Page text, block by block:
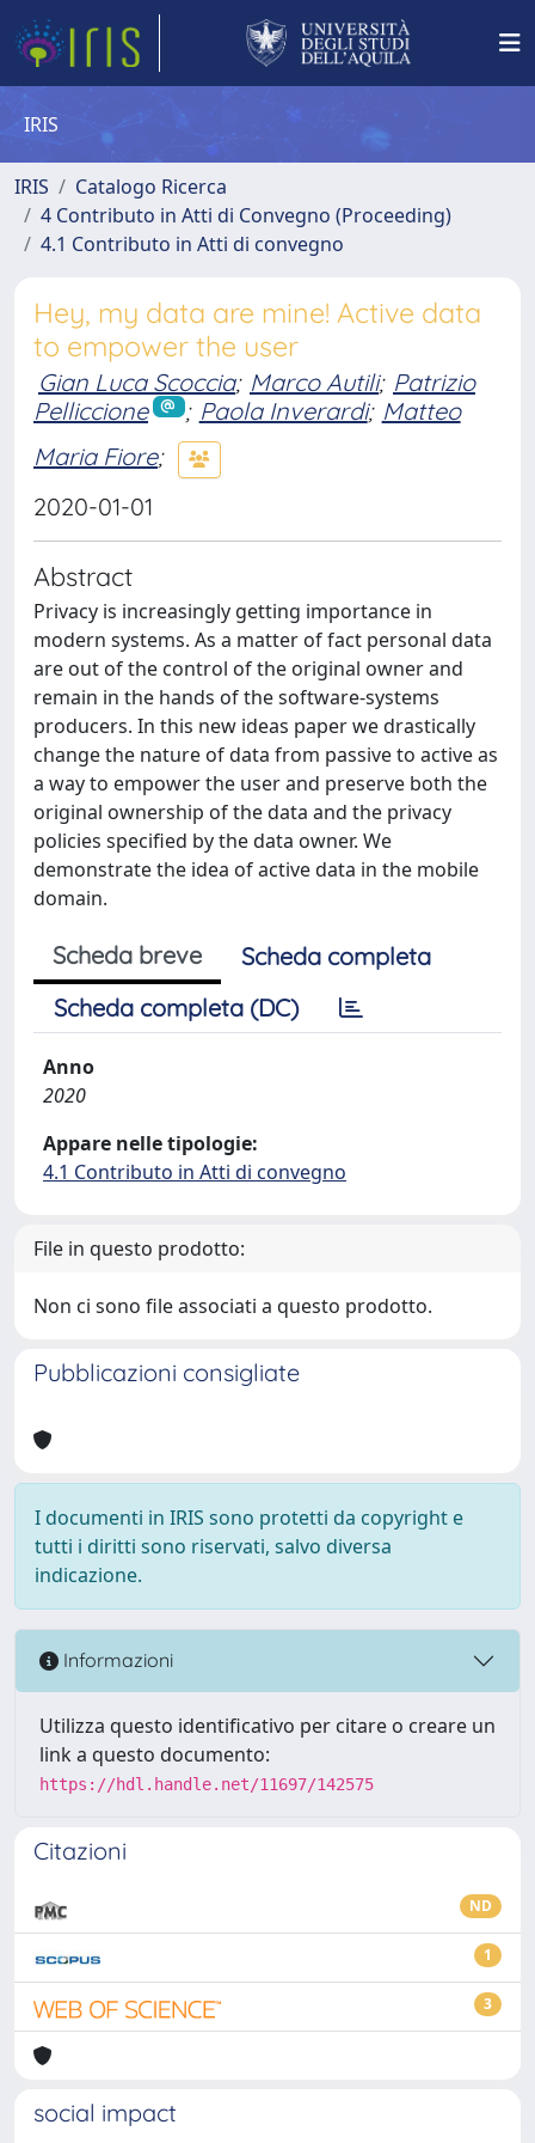
IRIS
IRIS
Catalogo Ricerca
4 Contributo in Atti di Convegno (Proceeding)
4.1 Contributo in Atti di convegno
Hey, my data are mine! Active data
to empower the user
Gian Luca Scoccia; Marco Autili; Patrizio
Pelliccione
; Paola Inverardi; Matteo
Maria Fiore;
2020-01-01
Abstract
Privacy is increasingly getting importance in
modern systems. As a matter of fact personal data
are out of the control of the original owner and
remain in the hands of the software-systems
producers. In this new ideas paper we drastically
change the nature of data from passive to active as
a way to empower the user and preserve both the
original ownership of the data and the privacy
policies specified by the data owner. We
demonstrate the idea of active data in the mobile
domain.
Scheda breve
Scheda completa
Scheda completa (DC)
Anno
2020
Appare nelle tipologie:
4.1 Contributo in Atti di convegno
File in questo prodotto:
Non ci sono file associati a questo prodotto.
Pubblicazioni consigliate
I documenti in IRIS sono protetti da copyright e
tutti i diritti sono riservati, salvo diversa
indicazione.
Informazioni
Utilizza questo identificativo per citare o creare un
link a questo documento:
https://hdl.handle.net/11697/142575
Citazioni
ND
1
3
social impact